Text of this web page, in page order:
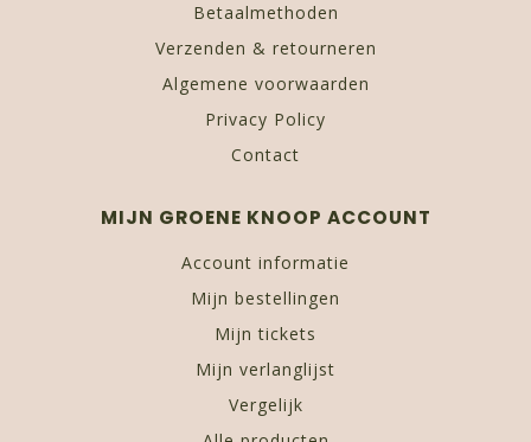
Betaalmethoden
Verzenden & retourneren
Algemene voorwaarden
Privacy Policy
Contact
MIJN GROENE KNOOP ACCOUNT
Account informatie
Mijn bestellingen
Mijn tickets
Mijn verlanglijst
Vergelijk